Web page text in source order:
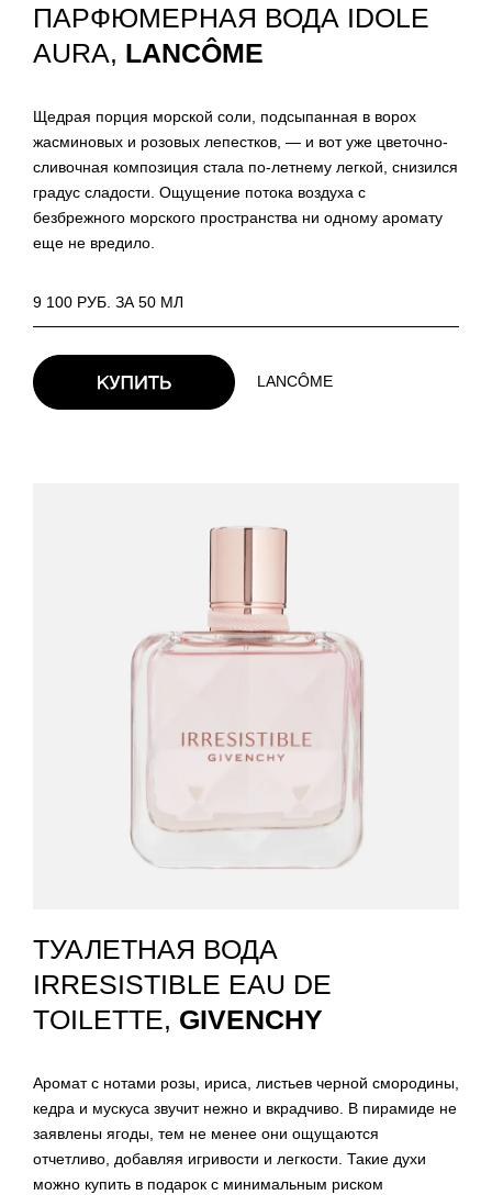
ПАРФЮМЕРНАЯ ВОДА IDOLE
AURA, LANCÔME
Щедрая порция морской соли, подсыпанная в ворох
жасминовых и розовых лепестков, — и вот уже цветочно-
сливочная композиция стала по-летнему легкой, снизился
градус сладости. Ощущение потока воздуха с
безбрежного морского пространства ни одному аромату
еще не вредило.
9 100 РУБ. ЗА 50 МЛ
LANCÔME
ТУАЛЕТНАЯ ВОДА
IRRESISTIBLE EAU DE
TOILETTE, GIVENCHY
Аромат с нотами розы, ириса, листьев черной смородины,
кедра и мускуса звучит нежно и вкрадчиво. В пирамиде не
заявлены ягоды, тем не менее они ощущаются
отчетливо, добавляя игривости и легкости. Такие духи
можно купить в подарок с минимальным риском